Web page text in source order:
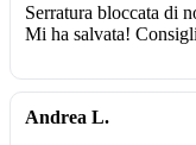
Serratura bloccata di
Mi ha salvata!
Andrea L.